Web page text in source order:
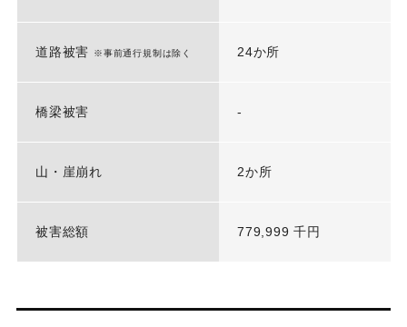
道路被害 ※事前通行規制は除く 24か所
橋梁被害 -
山・崖崩れ 2か所
被害総額 779,999 千円